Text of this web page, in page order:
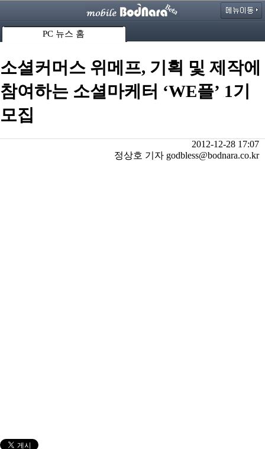
PC 뉴스 홈
소셜커머스 위메프, 기획 및 제작에
참여하는 소셜마케터 ‘WE플’ 1기
모집
2012-12-28 17:07
정상호 기자 godbless@bodnara.co.kr